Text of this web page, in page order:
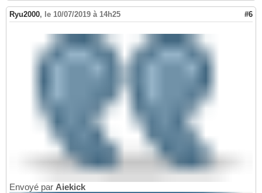
Ryu2000, le 10/07/2019 à 14h25 #6
Envoyé par Aiekick